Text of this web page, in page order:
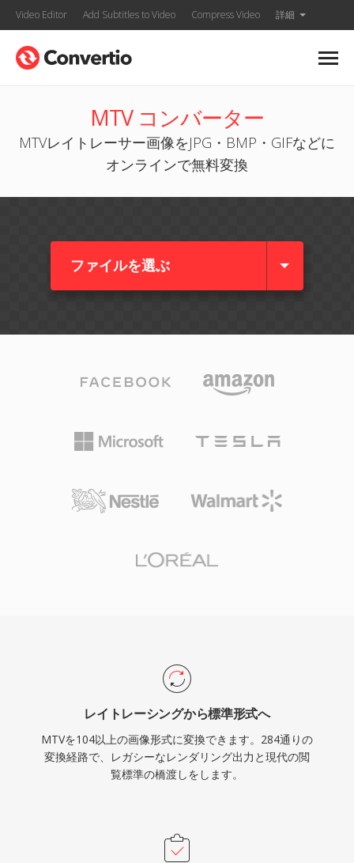
Video Editor Add Subtitles to Video Compress Video 詳細
MTV コンバーター
MTVレイトレーサー画像をJPG・BMP・GIFなどに
オンラインで無料変換
ファイルを選ぶ
レイトレーシングから標準形式へ
MTVを104以上の画像形式に変換できます。284通りの
変換経路で、レガシーなレンダリング出力と現代の閲
覧標準の橋渡しをします。